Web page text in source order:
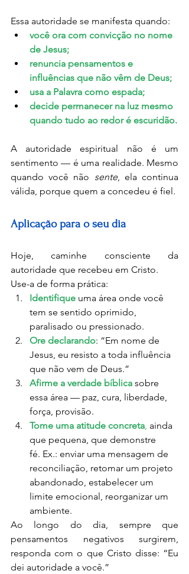
Essa autoridade se manifesta quando:
você ora com convicção no nome
de Jesus;
renuncia pensamentos e
influências que não vêm de Deus;
usa a Palavra como espada;
decide permanecer na luz mesmo
quando tudo ao redor é escuridão.
A autoridade espiritual não é um
sentimento — é uma realidade. Mesmo
quando você não sente, ela continua
válida, porque quem a concedeu é fiel.
Aplicação para o seu dia
Hoje, caminhe consciente da
autoridade que recebeu em Cristo.
Use-a de forma prática:
Identifique uma área onde você
tem se sentido oprimido,
paralisado ou pressionado.
Ore declarando: “Em nome de
Jesus, eu resisto a toda influência
que não vem de Deus.”
Afirme a verdade bíblica sobre
essa área — paz, cura, liberdade,
força, provisão.
Tome uma atitude concreta, ainda
que pequena, que demonstre
fé. Ex.: enviar uma mensagem de
reconciliação, retomar um projeto
abandonado, estabelecer um
limite emocional, reorganizar um
ambiente.
Ao longo do dia, sempre que
pensamentos negativos surgirem,
responda com o que Cristo disse: “Eu
dei autoridade a você.”